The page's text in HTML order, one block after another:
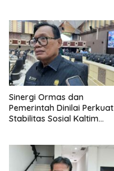
Sinergi Ormas dan
Pemerintah Dinilai Perkuat
Stabilitas Sosial Kaltim